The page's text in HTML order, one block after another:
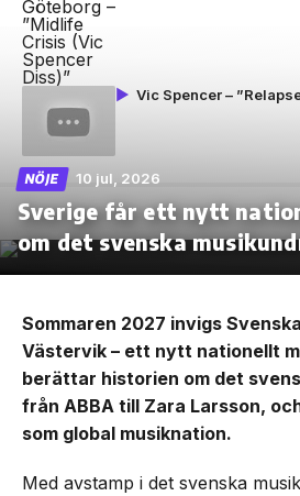
Vic Spencer –
NÖJE 10 jul, 2026
Sverige får ett nytt
om det svenska
Sommaren 2027 invigs
Västervik – ett nytt nationellt
berättar historien om det
från ABBA till Zara Larsson,
som global musiknation.
Med avstamp i det svenska